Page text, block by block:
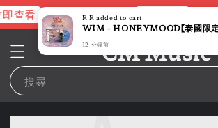
查看 進擊的巨人片頭曲 立即查看
CM Music
搜尋
R R added to cart
12 分鐘前